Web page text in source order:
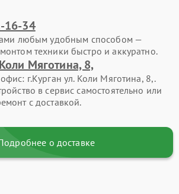
16-34
любым удобным способом —
техники быстро и аккуратно.
Мяготина, 8,
г.Курган ул. Коли Мяготина, 8,.
в сервис самостоятельно или
с доставкой.
о доставке